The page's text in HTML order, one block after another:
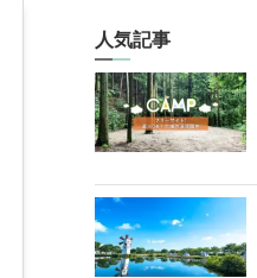
人気記事